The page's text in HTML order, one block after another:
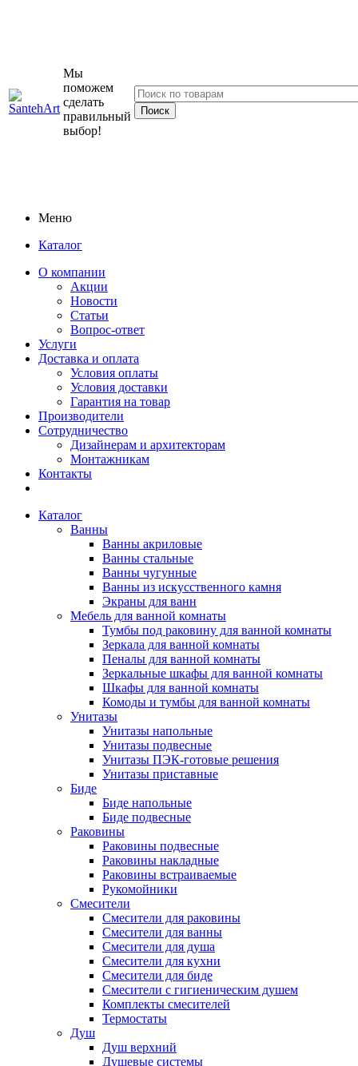
Мы
поможем
сделать
правильный
выбор!
Меню
Каталог
О компании
Акции
Новости
Статьи
Вопрос-ответ
Услуги
Доставка и оплата
Условия оплаты
Условия доставки
Гарантия на товар
Производители
Сотрудничество
Дизайнерам и архитекторам
Монтажникам
Контакты
Каталог
Ванны
Ванны акриловые
Ванны стальные
Ванны чугунные
Ванны из искусственного камня
Экраны для ванн
Мебель для ванной комнаты
Тумбы под раковину для ванной комнаты
Зеркала для ванной комнаты
Пеналы для ванной комнаты
Зеркальные шкафы для ванной комнаты
Шкафы для ванной комнаты
Комоды и тумбы для ванной комнаты
Унитазы
Унитазы напольные
Унитазы подвесные
Унитазы ПЭК-готовые решения
Унитазы приставные
Биде
Биде напольные
Биде подвесные
Раковины
Раковины подвесные
Раковины накладные
Раковины встраиваемые
Рукомойники
Смесители
Смесители для раковины
Смесители для ванны
Смесители для душа
Смесители для кухни
Смесители для биде
Смесители с гигиеническим душем
Комплекты смесителей
Термостаты
Душ
Душ верхний
Душевые системы